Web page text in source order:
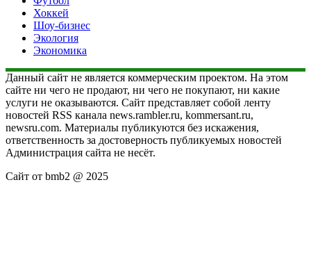
Хоккей
Шоу-бизнес
Экология
Экономика
Данный сайт не является коммерческим проектом. На этом
сайте ни чего не продают, ни чего не покупают, ни какие
услуги не оказываются. Сайт представляет собой ленту
новостей RSS канала news.rambler.ru, kommersant.ru,
newsru.com. Материалы публикуются без искажения,
ответственность за достоверность публикуемых новостей
Администрация сайта не несёт.
Сайт от bmb2 @ 2025